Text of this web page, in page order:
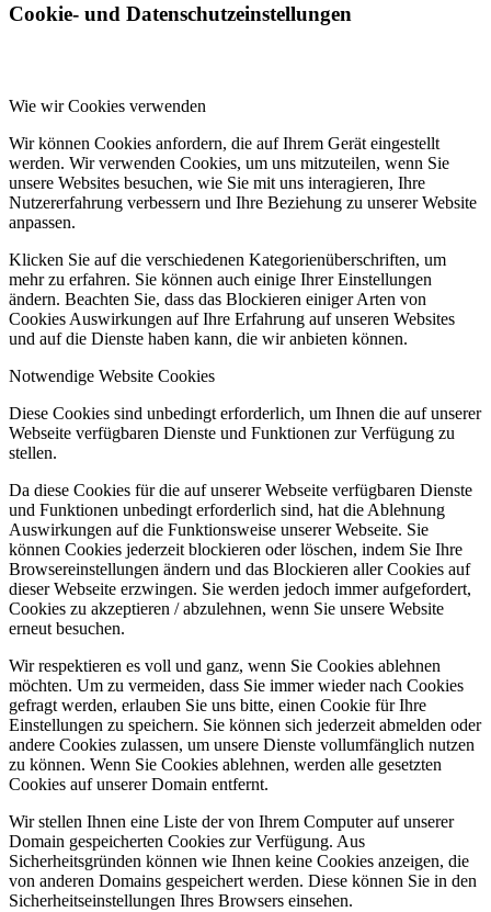
Cookie- und Datenschutzeinstellungen
Wie wir Cookies verwenden
Wir können Cookies anfordern, die auf Ihrem Gerät eingestellt
werden. Wir verwenden Cookies, um uns mitzuteilen, wenn Sie
unsere Websites besuchen, wie Sie mit uns interagieren, Ihre
Nutzererfahrung verbessern und Ihre Beziehung zu unserer Website
anpassen.
Klicken Sie auf die verschiedenen Kategorienüberschriften, um
mehr zu erfahren. Sie können auch einige Ihrer Einstellungen
ändern. Beachten Sie, dass das Blockieren einiger Arten von
Cookies Auswirkungen auf Ihre Erfahrung auf unseren Websites
und auf die Dienste haben kann, die wir anbieten können.
Notwendige Website Cookies
Diese Cookies sind unbedingt erforderlich, um Ihnen die auf unserer
Webseite verfügbaren Dienste und Funktionen zur Verfügung zu
stellen.
Da diese Cookies für die auf unserer Webseite verfügbaren Dienste
und Funktionen unbedingt erforderlich sind, hat die Ablehnung
Auswirkungen auf die Funktionsweise unserer Webseite. Sie
können Cookies jederzeit blockieren oder löschen, indem Sie Ihre
Browsereinstellungen ändern und das Blockieren aller Cookies auf
dieser Webseite erzwingen. Sie werden jedoch immer aufgefordert,
Cookies zu akzeptieren / abzulehnen, wenn Sie unsere Website
erneut besuchen.
Wir respektieren es voll und ganz, wenn Sie Cookies ablehnen
möchten. Um zu vermeiden, dass Sie immer wieder nach Cookies
gefragt werden, erlauben Sie uns bitte, einen Cookie für Ihre
Einstellungen zu speichern. Sie können sich jederzeit abmelden oder
andere Cookies zulassen, um unsere Dienste vollumfänglich nutzen
zu können. Wenn Sie Cookies ablehnen, werden alle gesetzten
Cookies auf unserer Domain entfernt.
Wir stellen Ihnen eine Liste der von Ihrem Computer auf unserer
Domain gespeicherten Cookies zur Verfügung. Aus
Sicherheitsgründen können wie Ihnen keine Cookies anzeigen, die
von anderen Domains gespeichert werden. Diese können Sie in den
Sicherheitseinstellungen Ihres Browsers einsehen.